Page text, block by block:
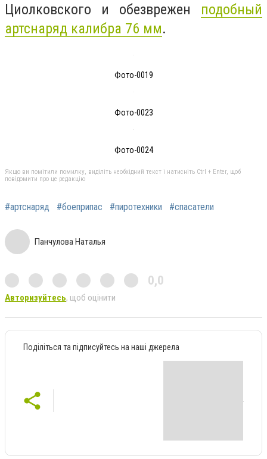
Циолковского и обезврежен подобный
артснаряд калибра 76 мм.
Фото-0019
Фото-0023
Фото-0024
Якщо ви помітили помилку, виділіть необхідний текст і натисніть Ctrl + Enter, щоб
повідомити про це редакцію
#артснаряд #боеприпас #пиротехники #спасатели
Панчулова Наталья
0,0
Авторизуйтесь, щоб оцінити
Поділіться та підписуйтесь на наші джерела